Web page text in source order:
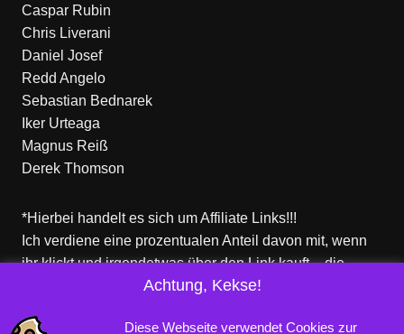
Caspar Rubin
Chris Liverani
Daniel Josef
Redd Angelo
Sebastian Bednarek
Iker Urteaga
Magnus Reiß
Derek Thomson
*Hierbei handelt es sich um Affiliate Links!!!
Ich verdiene eine prozentualen Anteil davon mit, wenn
ihr klickt und irgendetwas über den Link kauft – die
Produkte dort sind aber nicht von mir!
Achtung, Kekse!
Diese Webseite verwendet Cookies zur